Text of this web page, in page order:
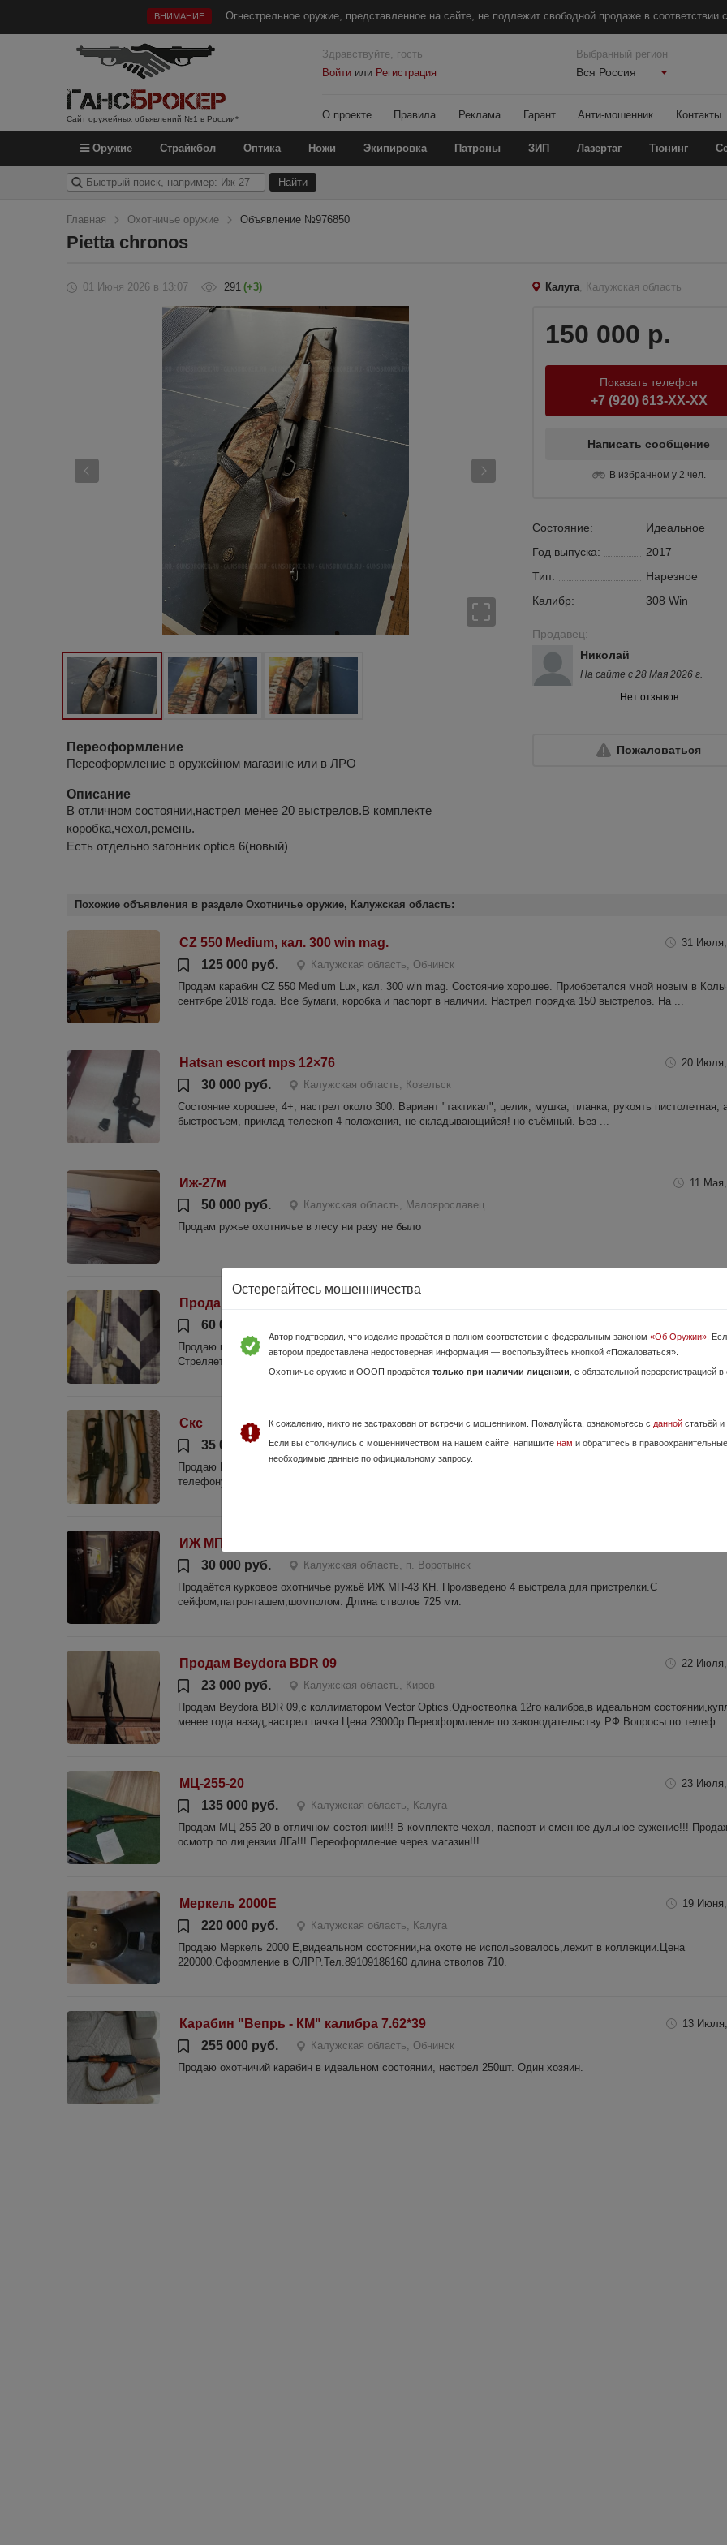
ВНИМАНИЕ Огнестрельное оружие, представленное на сайте, не подлежит свободной продаже в
Сайт оружейных объявлений №1 в России*
Здравствуйте, гость
Войтиили Регистрация
Выбранный регион
Вся Россия
О проекте Правила Реклама Гарант Анти-мошенник Контакты
Оружие Страйкбол Оптика Ножи Экипировка Патроны ЗИП Лазертаг Тюнинг
Главная Охотничье оружие Объявление №976850
Pietta chronos
01 Июня 2026 в 13:07 291 (+3) Калуга, Калужская область
Переоформление
Переоформление в оружейном магазине или в ЛРО
Описание
В отличном состоянии,настрел менее 20 выстрелов.В комплекте
коробка,чехол,ремень.
Есть отдельно загонник optica 6(новый)
150 000 р.
Показать телефон
+7 (920) 613-XX-XX
Написать сообщение
В избранном у 2 чел.
Состояние:
Идеальное
Год выпуска:
2017
Тип:
Нарезное
Калибр:
308 Win
Продавец:
Николай
На сайте с 28 Мая 2026 г.
Нет отзывов
Пожаловаться
Похожие объявления в разделе Охотничье оружие, Калужская область:
CZ 550 Medium, кал. 300 win mag. 31
125 000 руб.
Калужская область, Обнинск
Продам карабин CZ 550 Medium Lux, кал. 300 win mag. Состояние хорошее. Приобретался мной новым в
сентябре 2018 года. Все бумаги, коробка и паспорт в наличии. Настрел порядка 150 выстрелов. На ...
Hatsan escort mps 12×76 20
30 000 руб.
Калужская область, Козельск
Состояние хорошее, 4+, настрел около 300. Вариант "тактикал", целик, мушка, планка, рукоять пистолетная,
быстросъем, приклад телескоп 4 положения, не складывающийся! но съёмный. Без ...
Иж-27м 11
50 000 руб.
Калужская область, Малоярославец
Продам ружье охотничье в лесу ни разу не было
Продам Mossberg 835 12x89
60 000 руб.
Продаю помповое ружье Mossberg 835 12/89. Комплектация как на фото, плюс родное дерево в хорошем
Стреляет на отлично, жрет как короткие гильзы, так и латунные. Сняты острые кромки на окне заря...
Скс 27
35 000 руб.
Калужская область, Калуга
Продаю Браунинг 5 1903 г.в. за 35тыс, СКС за 35тыс. руб., контрольный отстрел на СКС на руках.
телефону +79208848404
ИЖ МП-43 КН 21
30 000 руб.
Калужская область, п. Воротынск
Продаётся курковое охотничье ружьё ИЖ МП-43 КН. Произведено 4 выстрела для пристрелки.С
сейфом,патронташем,шомполом. Длина стволов 725 мм.
Продам Beydora BDR 09 22
23 000 руб.
Калужская область, Киров
Продам Beydora BDR 09,с коллиматором Vector Optics.Одностволка 12го калибра,в идеальном
менее года назад,настрел пачка.Цена 23000р.Переоформление по законодательству РФ.Вопросы по телеф...
МЦ-255-20 23
135 000 руб.
Калужская область, Калуга
Продам МЦ-255-20 в отличном состоянии!!! В комплекте чехол, паспорт и сменное дульное сужение!!!
осмотр по лицензии ЛГа!!! Переоформление через магазин!!!
Меркель 2000Е 19
220 000 руб.
Калужская область, Калуга
Продаю Меркель 2000 Е,видеальном состоянии,на охоте не использовалось,лежит в коллекции.Цена
220000.Оформление в ОЛРР.Тел.89109186160 длина стволов 710.
Карабин "Вепрь - КМ" калибра 7.62*39 13
255 000 руб.
Калужская область, Обнинск
Продаю охотничий карабин в идеальном состоянии, настрел 250шт. Один хозяин.
Остерегайтесь мошенничества
Автор подтвердил, что изделие продаётся в полном соответствии с федеральным законом «Об Оружии» .
автором предоставлена недостоверная информация — воспользуйтесь кнопкой «Пожаловаться».
Охотничье оружие и ОООП продаётся только при наличии лицензии , с обязательной перерегистрацией
К сожалению, никто не застрахован от встречи с мошенником. Пожалуйста, ознакомьтесь с данной статьёй и
Если вы столкнулись с мошенничеством на нашем сайте, напишите нам и обратитесь в
необходимые данные по официальному запросу.